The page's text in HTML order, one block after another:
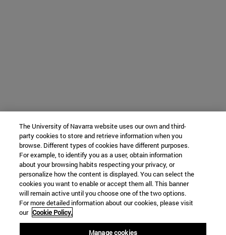
The University of Navarra website uses our own and third-
party cookies to store and retrieve information when you
browse. Different types of cookies have different purposes.
For example, to identify you as a user, obtain information
about your browsing habits respecting your privacy, or
personalize how the content is displayed. You can select the
cookies you want to enable or accept them all. This banner
will remain active until you choose one of the two options.
For more detailed information about our cookies, please visit
our Cookie Policy.
Manage cookies